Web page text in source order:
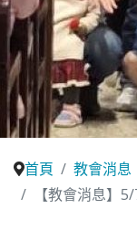
首頁
教會消息
【教會消息】